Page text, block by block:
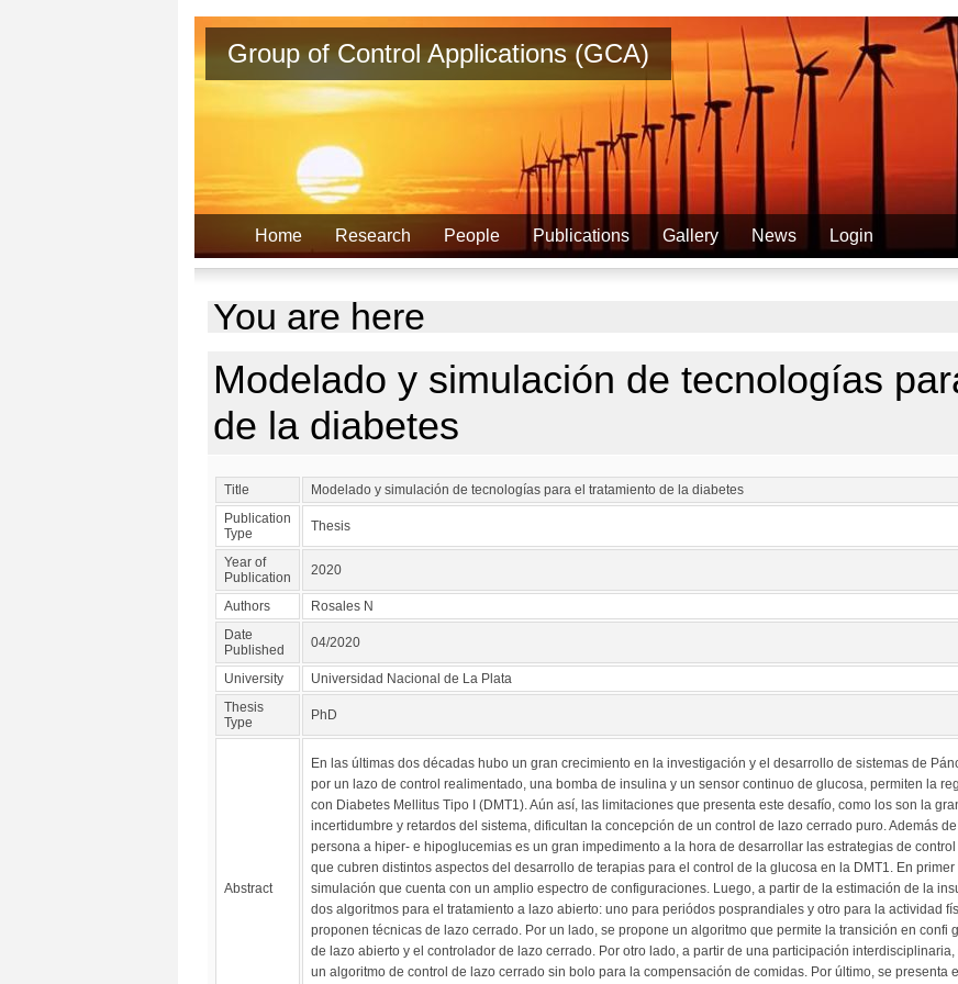
Group of Control Applications (GCA)
Home Research People Publications Gallery News Login
You are here
Modelado y simulación de tecnologías
de la diabetes
Title
Modelado y simulación de tecnologías para el tratamiento de la diabetes
Publication
Type
Thesis
Year of
Publication
2020
Authors
Rosales N
Date
Published
04/2020
University
Universidad Nacional de La Plata
Thesis
Type
PhD
Abstract
En las últimas dos décadas hubo un gran crecimiento en la investigación y el desarrollo de sistemas de
por un lazo de control realimentado, una bomba de insulina y un sensor continuo de glucosa, permiten la
con Diabetes Mellitus Tipo I (DMT1). Aún así, las limitaciones que presenta este desafío, como los son la
incertidumbre y retardos del sistema, dificultan la concepción de un control de lazo cerrado puro. Además
persona a hiper- e hipoglucemias es un gran impedimento a la hora de desarrollar las estrategias de
que cubren distintos aspectos del desarrollo de terapias para el control de la glucosa en la DMT1. En
simulación que cuenta con un amplio espectro de configuraciones. Luego, a partir de la estimación de la
dos algoritmos para el tratamiento a lazo abierto: uno para periódos posprandiales y otro para la actividad
proponen técnicas de lazo cerrado. Por un lado, se propone un algoritmo que permite la transición en confi
de lazo abierto y el controlador de lazo cerrado. Por otro lado, a partir de una participación
un algoritmo de control de lazo cerrado sin bolo para la compensación de comidas. Por último, se presenta